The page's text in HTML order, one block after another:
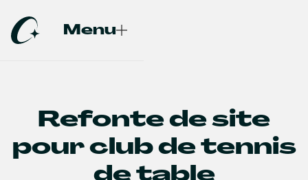
Menu
Refonte de site
pour club de tennis